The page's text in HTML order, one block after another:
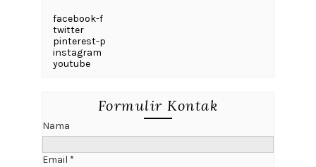
facebook-f
twitter
pinterest-p
instagram
youtube
Formulir Kontak
Nama
Email *